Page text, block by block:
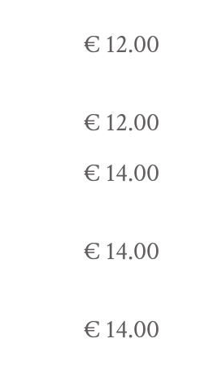
€ 12.00
€ 12.00
€ 14.00
€ 14.00
€ 14.00